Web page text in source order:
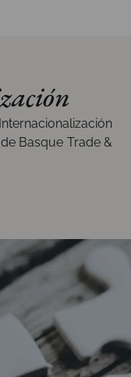
Basque Trade &